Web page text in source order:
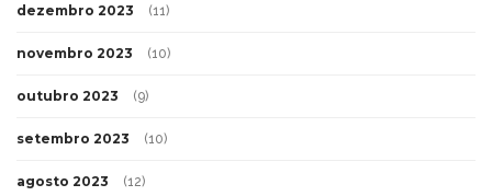
dezembro 2023 (11)
novembro 2023 (10)
outubro 2023 (9)
setembro 2023 (10)
agosto 2023 (12)